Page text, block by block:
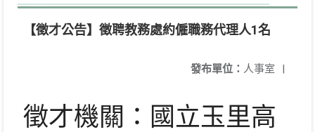
【徵才公告】徵聘教務處約僱職務代理人1名
發布單位： 人事室 |
徵才機關：國立玉里高